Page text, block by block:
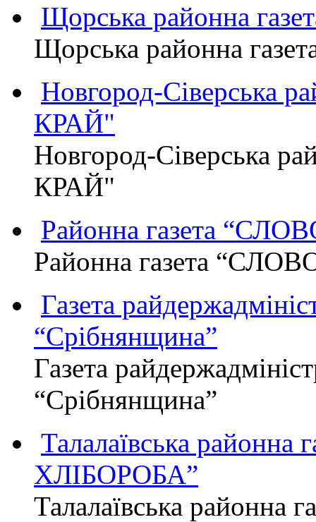
Щорська районна
Щорська районна
Новгород-Сіверська
КРАЙ"
Новгород-Сіверська
КРАЙ"
Районна газета
Районна газета
Газета
“Срібнянщина”
Газета
“Срібнянщина”
Талалаївська
ХЛІБОРОБА”
Талалаївська